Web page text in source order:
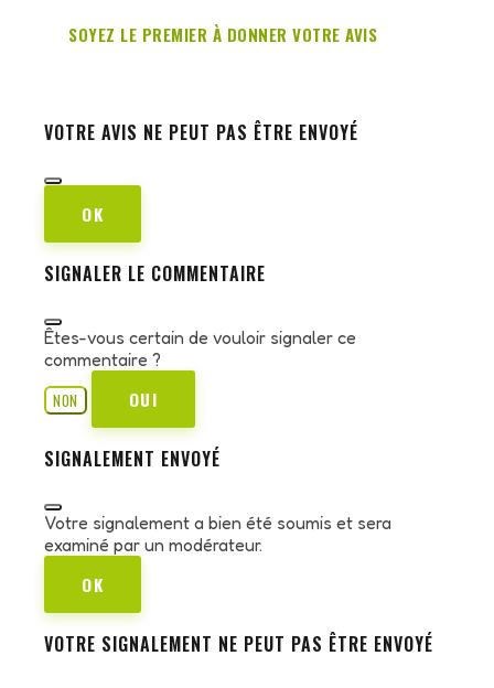
SOYEZ LE PREMIER À DONNER VOTRE AVIS
VOTRE AVIS NE PEUT PAS ÊTRE ENVOYÉ
OK
SIGNALER LE COMMENTAIRE
Êtes-vous certain de vouloir signaler ce
commentaire ?
NON
OUI
SIGNALEMENT ENVOYÉ
Votre signalement a bien été soumis et sera
examiné par un modérateur.
OK
VOTRE SIGNALEMENT NE PEUT PAS ÊTRE ENVOYÉ